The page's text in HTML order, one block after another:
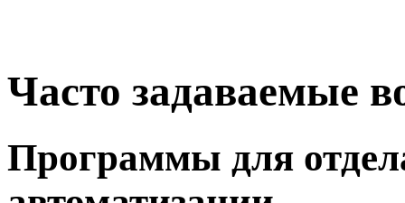
Часто задаваемые
Программы для